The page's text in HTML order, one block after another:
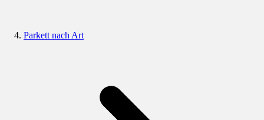
Parkett nach Art